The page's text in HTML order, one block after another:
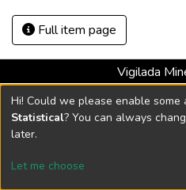
Full item page
Vigilada
Universidad con
Resolución
DSpace software
Hi! Could we please enable
Statistical? You can always
later.
Let me choose